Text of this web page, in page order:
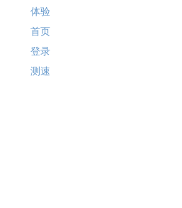
体验
首页
登录
测速